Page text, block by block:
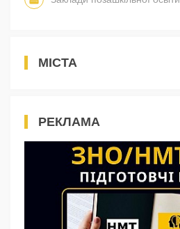
МІСТА
РЕКЛАМА